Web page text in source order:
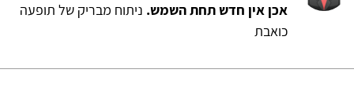
אכן אין חדש תחת השמש. ניתוח מבריק של תופעה
כואבת